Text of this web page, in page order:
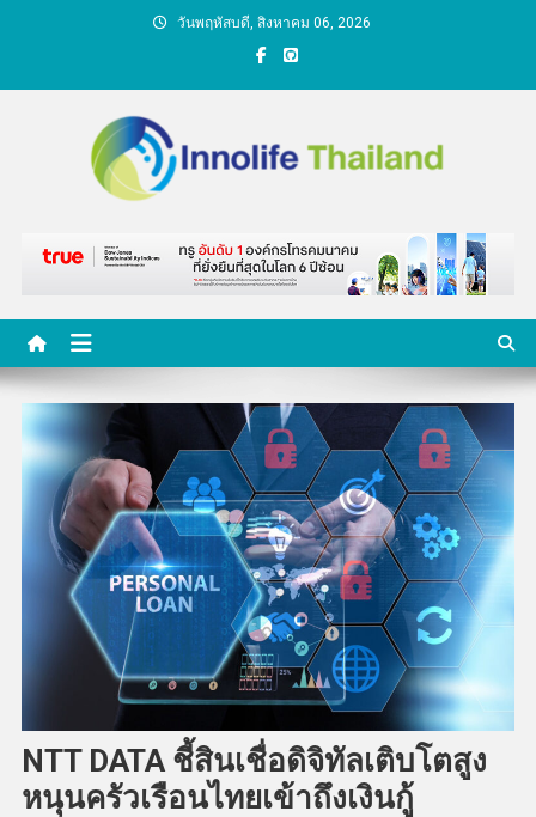
วันพฤหัสบดี, สิงหาคม 06, 2026
คนกับความคิด ชีวิตกับ
นวัตกรรม
NTT DATA ชี้สินเชื่อดิจิทัลเติบโตสูง
หนุนครัวเรือนไทยเข้าถึงเงินกู้